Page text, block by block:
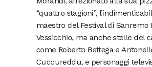
“quattro stagioni”,
maestro del Festival di Sanremo
Vessicchio, ma anche stelle del
come Roberto Bettega e
Cuccureddu, e personaggi